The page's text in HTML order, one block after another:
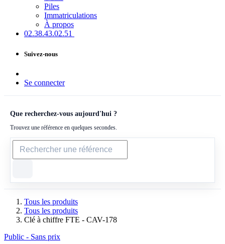
Piles
Immatriculations
À propos
02.38.43​.02.51
Suivez-nous
Se connecter
Que recherchez-vous aujourd'hui ?
Trouvez une référence en quelques secondes.
Tous les produits
Tous les produits
Clé à chiffre FTE - CAV-178
Public - Sans prix